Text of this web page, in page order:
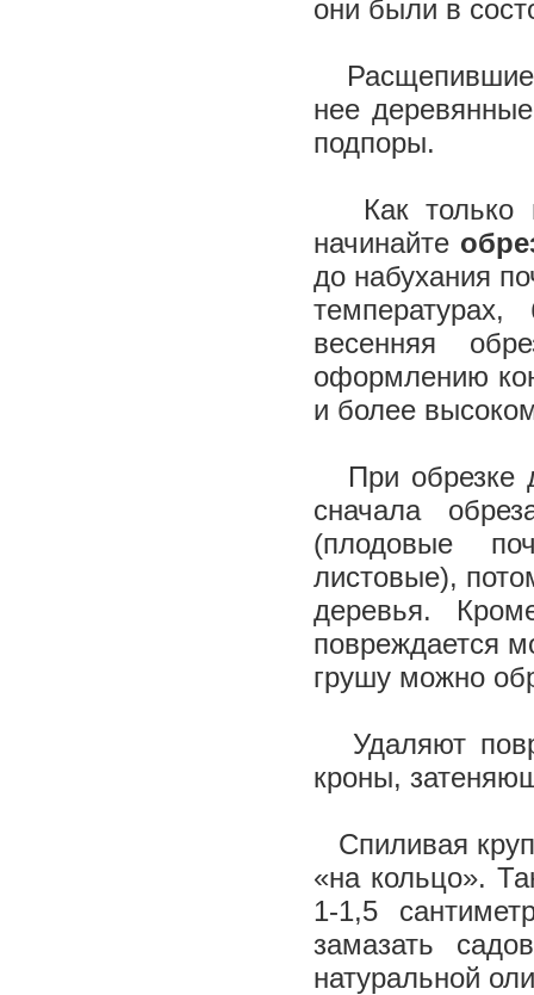
они были в
нее
подпоры.
Как только
начинайте
до набухания
весенняя
оформлению
и более
При обрезке
сначала
(плодовые
листовые),
деревья.
повреждается
грушу можно
Удаляют
кроны,
Спиливая
«на кольцо».
1-1,5
замазать
натуральной